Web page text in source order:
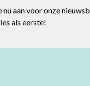
nu aan voor onze
als eerste!